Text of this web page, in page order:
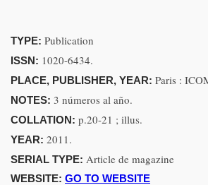
TYPE: Publication
ISSN: 1020-6434.
PLACE, PUBLISHER, YEAR: Paris :
NOTES: 3 números al año.
COLLATION: p.20-21 ; illus.
YEAR: 2011.
SERIAL TYPE: Article de magazine
WEBSITE: GO TO WEBSITE